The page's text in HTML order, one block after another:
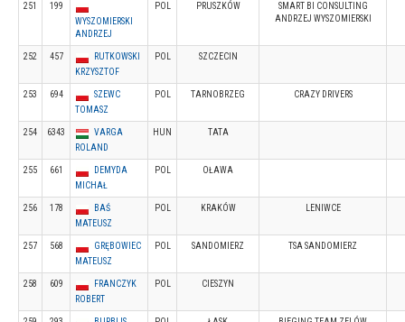
251
199
WYSZOMIERSKI
ANDRZEJ
POL PRUSZKÓW
SMART BI CONSULTING
ANDRZEJ WYSZOMIERSKI
252 457
RUTKOWSKI
KRZYSZTOF
POL SZCZECIN
253 694
SZEWC
TOMASZ
POL TARNOBRZEG CRAZY DRIVERS
254 6343
VARGA
ROLAND
HUN TATA
255 661
DEMYDA
MICHAŁ
POL OŁAWA
256 178
BAŚ
MATEUSZ
POL KRAKÓW LENIWCE
257 568
GRĘBOWIEC
MATEUSZ
POL SANDOMIERZ TSA SANDOMIERZ
258 609
FRANCZYK
ROBERT
POL CIESZYN